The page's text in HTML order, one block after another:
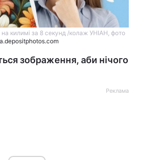
килимі за 8 секунд /колаж УНІАН, фото
зображення, аби нічого
Реклама